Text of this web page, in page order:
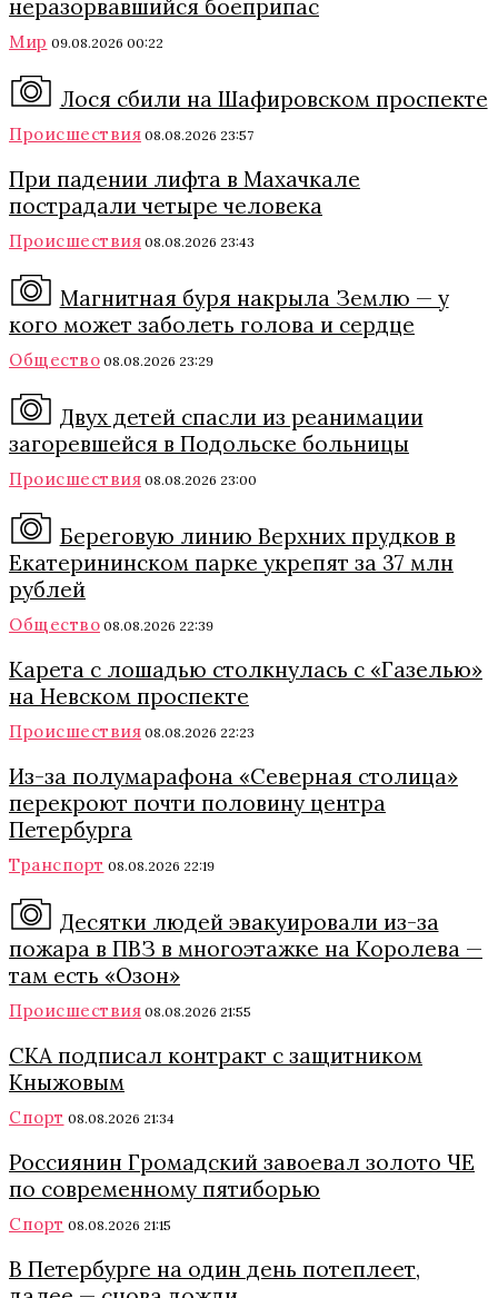
неразорвавшийся боеприпас
Мир 09.08.2026 00:22
Лося сбили на Шафировском проспекте
Происшествия 08.08.2026 23:57
При падении лифта в Махачкале
пострадали четыре человека
Происшествия 08.08.2026 23:43
Магнитная буря накрыла Землю — у
кого может заболеть голова и сердце
Общество 08.08.2026 23:29
Двух детей спасли из реанимации
загоревшейся в Подольске больницы
Происшествия 08.08.2026 23:00
Береговую линию Верхних прудков в
Екатерининском парке укрепят за 37 млн
рублей
Общество 08.08.2026 22:39
Карета с лошадью столкнулась с «Газелью»
на Невском проспекте
Происшествия 08.08.2026 22:23
Из-за полумарафона «Северная столица»
перекроют почти половину центра
Петербурга
Транспорт 08.08.2026 22:19
Десятки людей эвакуировали из-за
пожара в ПВЗ в многоэтажке на Королева —
там есть «Озон»
Происшествия 08.08.2026 21:55
СКА подписал контракт с защитником
Кныжовым
Спорт 08.08.2026 21:34
Россиянин Громадский завоевал золото ЧЕ
по современному пятиборью
Спорт 08.08.2026 21:15
В Петербурге на один день потеплеет,